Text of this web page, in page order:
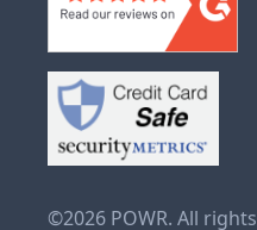
©2026 POWR. All rights